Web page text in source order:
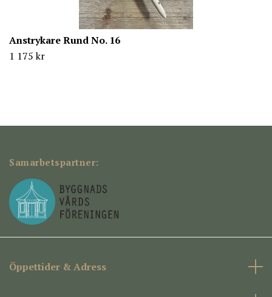
Anstrykare Rund No. 16
1 175 kr
Samarbetspartner:
Öppettider & Adress